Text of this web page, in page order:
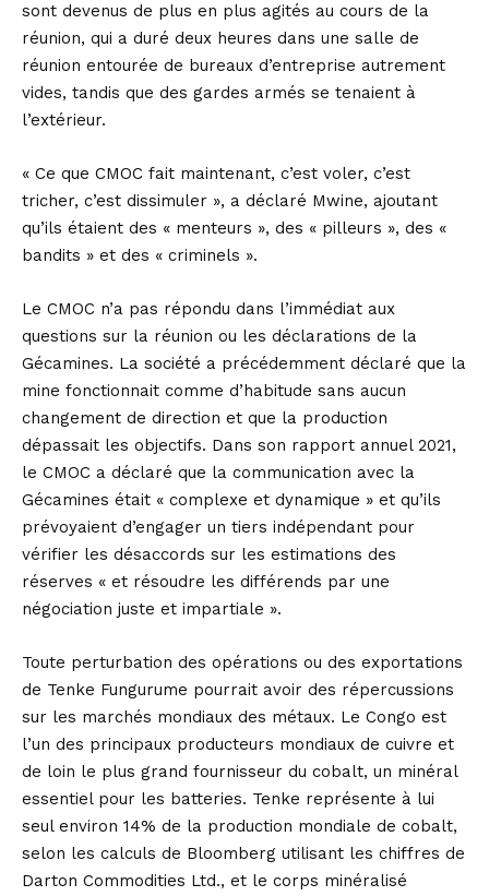
sont devenus de plus en plus agités au cours de la
réunion, qui a duré deux heures dans une salle de
réunion entourée de bureaux d’entreprise autrement
vides, tandis que des gardes armés se tenaient à
l’extérieur.
« Ce que CMOC fait maintenant, c’est voler, c’est
tricher, c’est dissimuler », a déclaré Mwine, ajoutant
qu’ils étaient des « menteurs », des « pilleurs », des «
bandits » et des « criminels ».
Le CMOC n’a pas répondu dans l’immédiat aux
questions sur la réunion ou les déclarations de la
Gécamines. La société a précédemment déclaré que la
mine fonctionnait comme d’habitude sans aucun
changement de direction et que la production
dépassait les objectifs. Dans son rapport annuel 2021,
le CMOC a déclaré que la communication avec la
Gécamines était « complexe et dynamique » et qu’ils
prévoyaient d’engager un tiers indépendant pour
vérifier les désaccords sur les estimations des
réserves « et résoudre les différends par une
négociation juste et impartiale ».
Toute perturbation des opérations ou des exportations
de Tenke Fungurume pourrait avoir des répercussions
sur les marchés mondiaux des métaux. Le Congo est
l’un des principaux producteurs mondiaux de cuivre et
de loin le plus grand fournisseur du cobalt, un minéral
essentiel pour les batteries. Tenke représente à lui
seul environ 14% de la production mondiale de cobalt,
selon les calculs de Bloomberg utilisant les chiffres de
Darton Commodities Ltd., et le corps minéralisé